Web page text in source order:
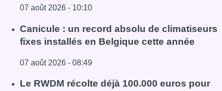
07 août 2026 - 10:10
Lire l'article Survol de Bruxelles: Berchem-Sainte-
Canicule : un record absolu de climatiseurs
fixes installés en Belgique cette année
07 août 2026 - 08:49
Lire l'article Canicule : un record absolu de climatiseurs
Le RWDM récolte déjà 100.000 euros pour